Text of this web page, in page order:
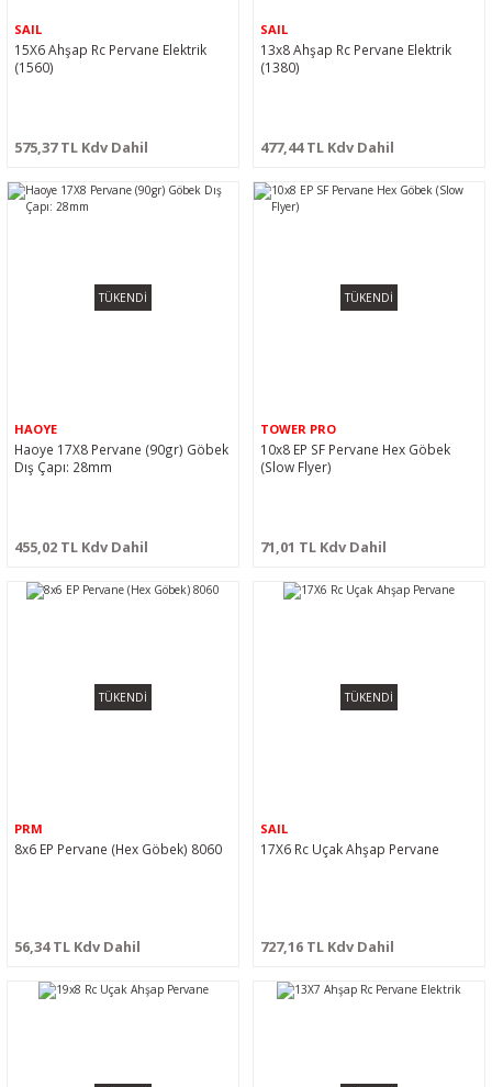
SAIL
15X6 Ahşap Rc Pervane Elektrik
(1560)
575,37 TL Kdv Dahil
SAIL
13x8 Ahşap Rc Pervane Elektrik
(1380)
477,44 TL Kdv Dahil
TÜKENDİ
HAOYE
Haoye 17X8 Pervane (90gr) Göbek
Dış Çapı: 28mm
455,02 TL Kdv Dahil
TÜKENDİ
TOWER PRO
10x8 EP SF Pervane Hex Göbek
(Slow Flyer)
71,01 TL Kdv Dahil
TÜKENDİ
PRM
8x6 EP Pervane (Hex Göbek) 8060
56,34 TL Kdv Dahil
TÜKENDİ
SAIL
17X6 Rc Uçak Ahşap Pervane
727,16 TL Kdv Dahil